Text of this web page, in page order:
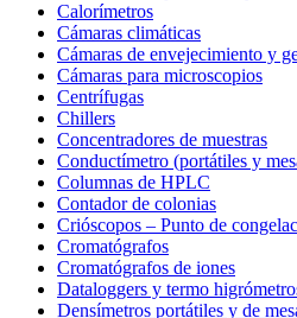
Calorímetros
Cámaras climáticas
Cámaras de envejecimiento y
Cámaras para microscopios
Centrífugas
Chillers
Concentradores de muestras
Conductímetro (portátiles y
Columnas de HPLC
Contador de colonias
Crióscopos – Punto de
Cromatógrafos
Cromatógrafos de iones
Dataloggers y termo
Densímetros portátiles y de